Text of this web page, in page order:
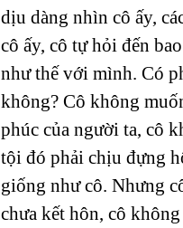
dịu dàng nhìn cô ấy,
cô ấy, cô tự hỏi đến
như thế với mình. Có
không? Cô không
phúc của người ta, cô
tội đó phải chịu đựng
giống như cô. Nhưng
chưa kết hôn, cô